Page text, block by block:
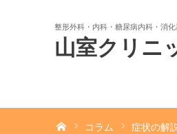
整形外科・内科・糖尿病内科・消
山室クリニ
コラム 症状の解